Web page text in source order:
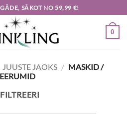
SĀKOT NO 59,99 €!
0
JUUSTE JAOKS / MASKID /
FILTREERI